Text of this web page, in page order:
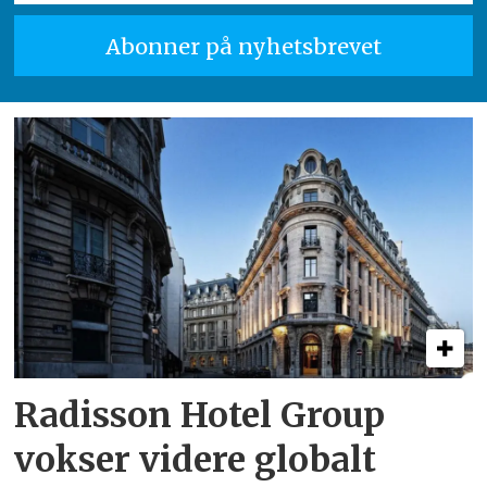
Radisson Hotel Group
vokser videre globalt